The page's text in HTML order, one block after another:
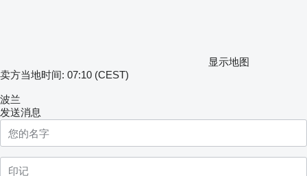
显示地图
卖方当地时间: 07:10 (CEST)
波兰
发送消息